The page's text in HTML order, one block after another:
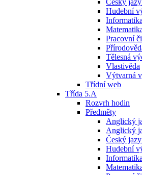
Český
Hudební
Informatika
Pracovní
Tělesná
Vlastivěda
Výtvarná
Třídní web
Třída 5.A
Rozvrh hodin
Předměty
Anglický
Anglický
Český
Hudební
Informatika